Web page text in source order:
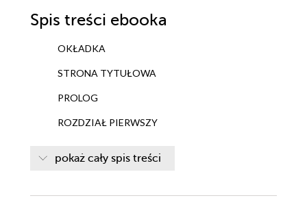
Spis treści ebooka
OKŁADKA
STRONA TYTUŁOWA
PROLOG
ROZDZIAŁ PIERWSZY
ROZDZIAŁ CZWARTY
pokaż cały spis treści